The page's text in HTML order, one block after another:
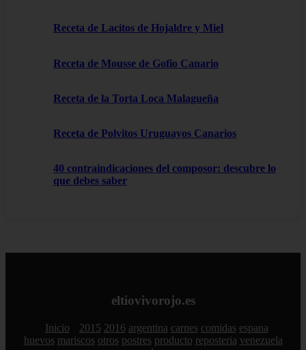
Receta de Lacitos de Hojaldre y Miel
Receta de Mousse de Gofio Canario
Receta de la Torta Loca Malagueña
Receta de Polvitos Uruguayos Canarios
40 contraindicaciones del composor: descubre lo
que debes saber
eltiovivorojo.es
Inicio 2015 2016 argentina carnes comidas espana
huevos mariscos otros postres producto reposteria venezuela